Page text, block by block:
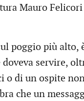
Mauro
poggio più alto,
servire,
o di un ospite
che un